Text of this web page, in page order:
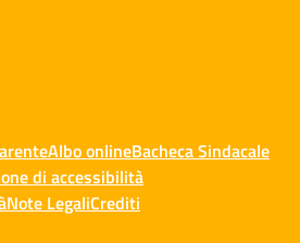
Albo onlineBacheca Sindacale
di accessibilità
Note LegaliCrediti